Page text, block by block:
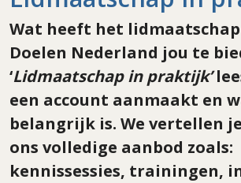
Wat heeft het lidmaatschap
Doelen Nederland jou te
‘Lidmaatschap in praktijk’
een account aanmaakt en
belangrijk is. We vertellen
ons volledige aanbod zoals:
kennissessies, trainingen,